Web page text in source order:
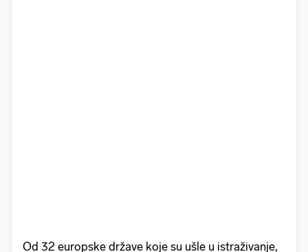
Od 32 europske države koje su ušle u istraživanje,